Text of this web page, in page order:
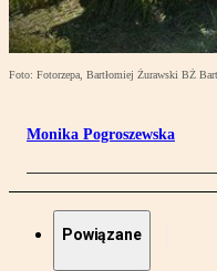
Foto: Fotorzepa, Bartłomiej Żurawski BŻ
Monika Pogroszewska
Powiązane